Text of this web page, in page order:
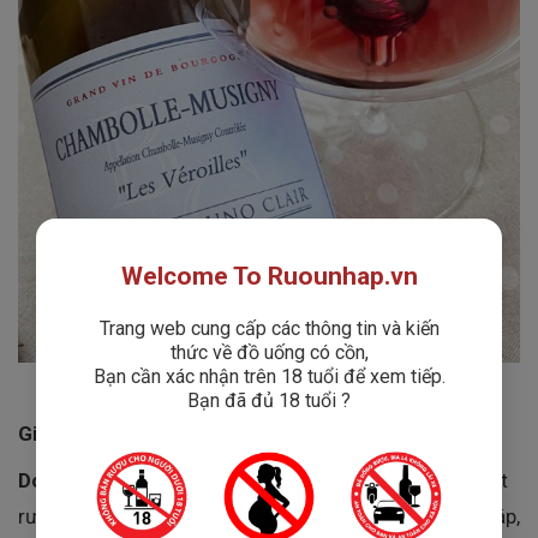
Giới thiệu về nhà sản xuất Domaine Bruno Clair
Domaine Bruno Clair
là một trong những nhà sản xuất
rượu vang danh tiếng bậc nhất tại vùngBurgundy
, Pháp,
Welcome To Ruounhap.vn
Trang web cung cấp các thông tin và kiến
thức về đồ uống có cồn,
Bạn cần xác nhận trên 18 tuổi để xem tiếp.
Bạn đã đủ 18 tuổi ?